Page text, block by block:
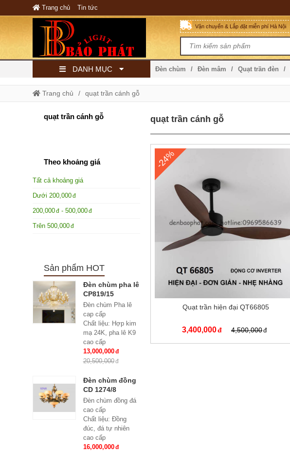
Trang chủ Tin tức
Vận chuyển & Lắp đặt miễn phí Hà Nội
DANH MỤC Đèn chùm Đèn mâm Quạt trần đèn
Trang chủ quạt trần cánh gỗ
quạt trần cánh gỗ
-24%
Quạt trần hiện đại QT66805
3,400,000 4,500,000
quạt trần cánh gỗ
Theo khoảng giá
Tất cả khoảng giá
Dưới200,000
200,000 -500,000
Trên500,000
Sản phẩm HOT
Đèn chùm pha lê
CP819/15
Đèn chùm Pha lê
cap cấp
Chất liệu: Hợp kim
mạ 24K, pha lê K9
cao cấp
Số lượng tay : 15
tay
Bóng đèn: Bóng led
tiết kiệm điện
E14*15
Bảo hành: 2 năm
13,000,000
20,500,000
Đèn chùm đồng
CD 1274/8
Đèn chùm đồng đá
cao cấp
Chất liệu: Đồng
đúc, đá tự nhiên
cao cấp
KT: Ø850 * H600
16,000,000